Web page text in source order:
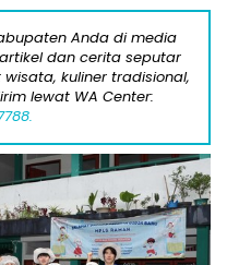
Anda di media
dan cerita seputar
kuliner tradisional,
lewat WA Center: